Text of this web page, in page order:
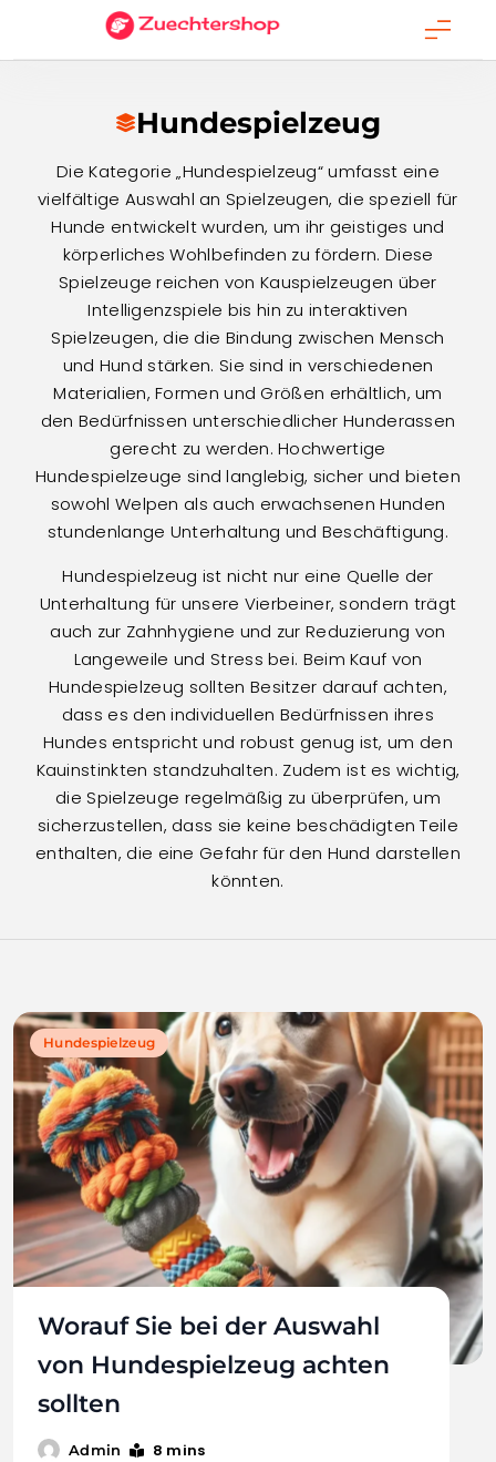
content
Hundespielzeug
Die Kategorie „Hundespielzeug“ umfasst eine
vielfältige Auswahl an Spielzeugen, die speziell für
Hunde entwickelt wurden, um ihr geistiges und
körperliches Wohlbefinden zu fördern. Diese
Spielzeuge reichen von Kauspielzeugen über
Intelligenzspiele bis hin zu interaktiven
Spielzeugen, die die Bindung zwischen Mensch
und Hund stärken. Sie sind in verschiedenen
Materialien, Formen und Größen erhältlich, um
den Bedürfnissen unterschiedlicher Hunderassen
gerecht zu werden. Hochwertige
Hundespielzeuge sind langlebig, sicher und bieten
sowohl Welpen als auch erwachsenen Hunden
stundenlange Unterhaltung und Beschäftigung.
Hundespielzeug ist nicht nur eine Quelle der
Unterhaltung für unsere Vierbeiner, sondern trägt
auch zur Zahnhygiene und zur Reduzierung von
Langeweile und Stress bei. Beim Kauf von
Hundespielzeug sollten Besitzer darauf achten,
dass es den individuellen Bedürfnissen ihres
Hundes entspricht und robust genug ist, um den
Kauinstinkten standzuhalten. Zudem ist es wichtig,
die Spielzeuge regelmäßig zu überprüfen, um
sicherzustellen, dass sie keine beschädigten Teile
enthalten, die eine Gefahr für den Hund darstellen
könnten.
Hundespielzeug
Worauf Sie bei der Auswahl
von Hundespielzeug achten
sollten
Admin 8 mins